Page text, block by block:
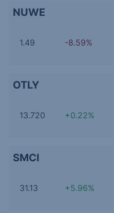
NUWE
1.49 -8.59%
OTLY
13.720 +0.22%
SMCI
31.13 +5.96%